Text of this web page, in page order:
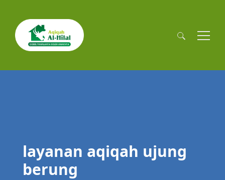
Cari
layanan aqiqah ujung
berung